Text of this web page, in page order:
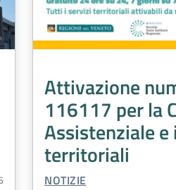
Attivazione
116117 per la
Assistenziale e
territoriali
TIPO CONTENUTO:
NOTIZIE